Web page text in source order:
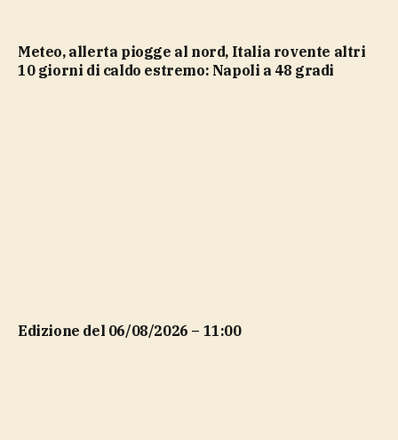
Meteo, allerta piogge al nord, Italia rovente altri
10 giorni di caldo estremo: Napoli a 48 gradi
Edizione del 06/08/2026 – 11:00